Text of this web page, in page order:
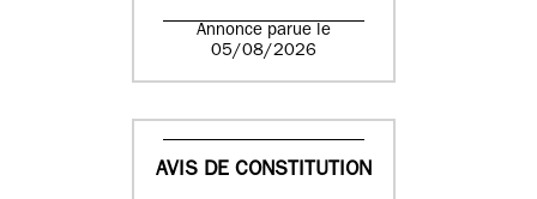
Annonce parue le
05/08/2026
AVIS DE CONSTITUTION